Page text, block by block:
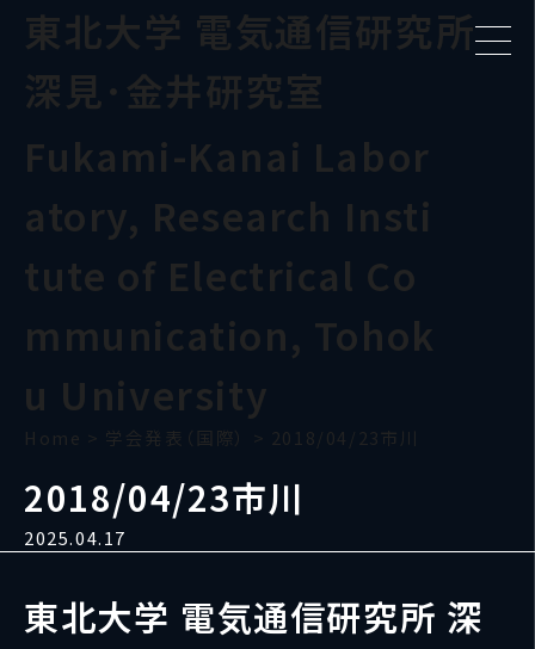
東北大学 電気通信研究所
深見･金井研究室
Fukami-Kanai Labor
atory, Research Insti
tute of Electrical Co
mmunication, Tohok
u University
Home > 学会発表（国際） > 2018/04/23市川
2018/04/23市川
2025.04.17
東北大学 電気通信研究所 深